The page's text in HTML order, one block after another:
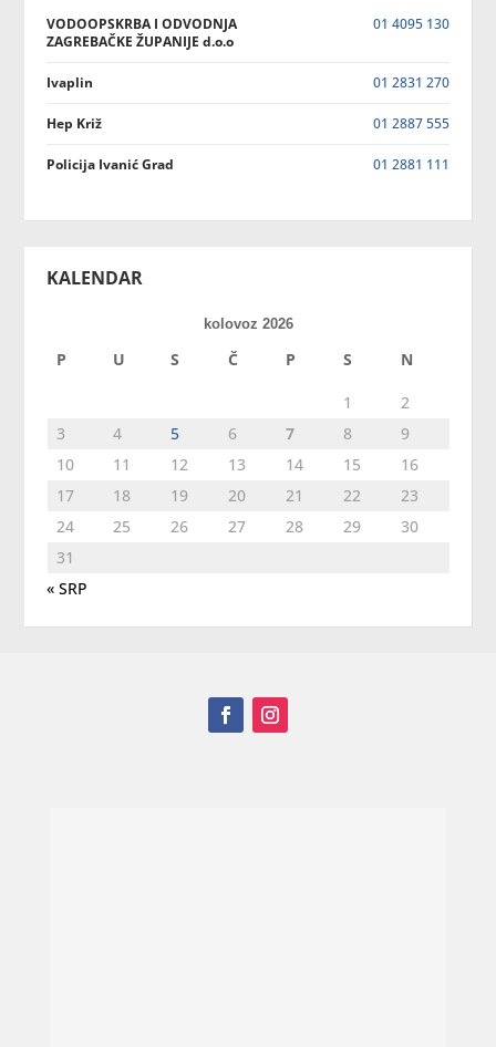
VODOOPSKRBA I ODVODNJA
ZAGREBAČKE ŽUPANIJE d.o.o
01 4095 130
Ivaplin 01 2831 270
Hep Križ 01 2887 555
Policija Ivanić Grad 01 2881 111
KALENDAR
kolovoz 2026
P U S Č P S N
1
2
3
4 5 6 7 8
9
10
11 12 13 14 15
16
17
18 19 20 21 22
23
24
25 26 27 28 29
30
31
« SRP